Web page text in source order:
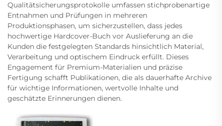
Qualitätsicherungsprotokolle umfassen stichprobenartige
Entnahmen und Prüfungen in mehreren
Produktionsphasen, um sicherzustellen, dass jedes
hochwertige Hardcover-Buch vor Auslieferung an die
Kunden die festgelegten Standards hinsichtlich Material,
Verarbeitung und optischem Eindruck erfüllt. Dieses
Engagement für Premium-Materialien und präzise
Fertigung schafft Publikationen, die als dauerhafte Archive
für wichtige Informationen, wertvolle Inhalte und
geschätzte Erinnerungen dienen.